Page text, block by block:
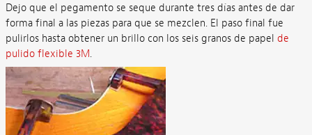
Dejo que el pegamento se seque durante tres días antes de dar
forma final a las piezas para que se mezclen. El paso final fue
pulirlos hasta obtener un brillo con los seis granos de papel de
pulido flexible 3M.